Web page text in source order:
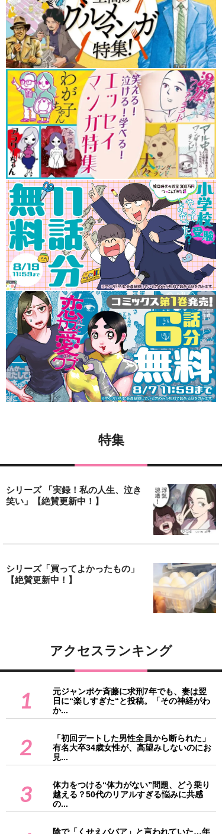
特集
シリーズ 「実録！私の人生、泣き
笑い」【絶賛更新中！】
シリーズ「買ってよかったもの」
【絶賛更新中！】
アクセスランキング
1
元ジャンポケ斉藤に求刑7年でも、妻は翌
日に“楽しすぎた“と投稿。「その神経がわ
か...
2
「初回デートした男性全員から断られた」
有名大卒34歳女性が、高望みしないのにお
見...
3
体力をつける“体力がない”問題、どう乗り
越える？50代のリアルすぎる悩みに共感
の...
陰で「くせえババア」と言われていた…年